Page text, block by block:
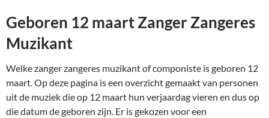
Geboren 12 maart Zanger Zangeres
Muzikant
Welke zanger zangeres muzikant of componiste is geboren 12
maart. Op deze pagina is een overzicht gemaakt van personen
uit de muziek die op 12 maart hun verjaardag vieren en dus op
die datum de geboren zijn. Er is gekozen voor een